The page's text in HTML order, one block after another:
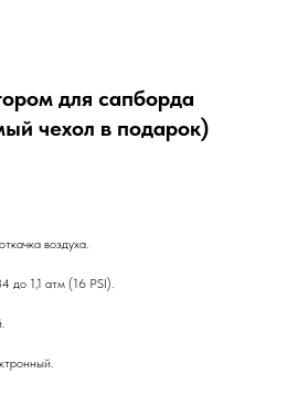
для сапборда
чехол в подарок)
воздуха.
до 1,1 атм (16 РSI).